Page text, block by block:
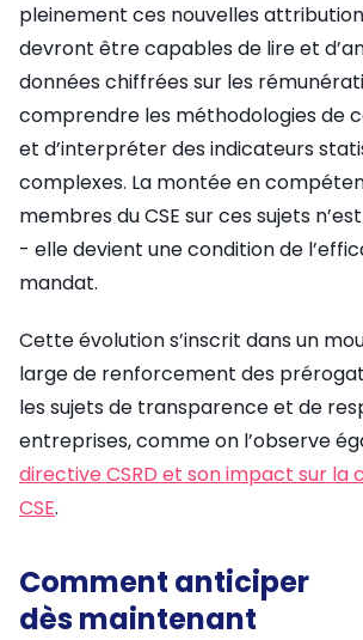
pleinement ces nouvelles
devront être capables de lire et
données chiffrées sur les
comprendre les méthodologies de
et d’interpréter des indicateurs
complexes. La montée en
membres du CSE sur ces sujets
- elle devient une condition de
mandat.
Cette évolution s’inscrit dans un
large de renforcement des
les sujets de transparence et de
entreprises, comme on l’observe
directive CSRD et son impact sur la
CSE.
Comment anticiper
dès maintenant